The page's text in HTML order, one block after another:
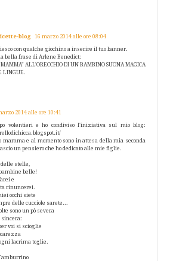
blog 16 marzo 2014 alle ore 08:04
con qualche giochino a inserire il tuo banner.
bella frase di Arlene Benedict:
ALL'ORECCHIO DI UN BAMBINO SUONA MAGICA
LINGUE.
2014 alle ore 10:41
volentieri e ho condiviso l'iniziativa sul mio blog:
mamma e al momento sono in attesa della mia seconda
un pensiero che ho dedicato alle mie figlie.
stelle,
belle!
e
rinuncerei.
occhi siete
delle cucciole sarete...
sono un pò severa
sincera:
voi si scioglie
lacrima toglie.